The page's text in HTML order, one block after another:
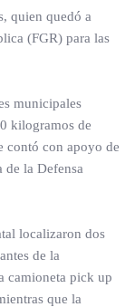
quien quedó a
(FGR) para las
municipales
kilogramos de
contó con apoyo de
de la Defensa
localizaron dos
de la
camioneta pick up
que la